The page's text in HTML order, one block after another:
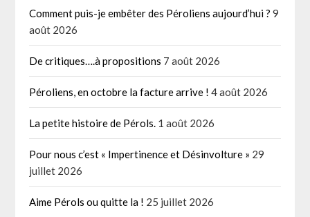
Comment puis-je embêter des Péroliens aujourd’hui ? 9
août 2026
De critiques….à propositions 7 août 2026
Péroliens, en octobre la facture arrive ! 4 août 2026
La petite histoire de Pérols. 1 août 2026
Pour nous c’est « Impertinence et Désinvolture » 29
juillet 2026
Aime Pérols ou quitte la ! 25 juillet 2026